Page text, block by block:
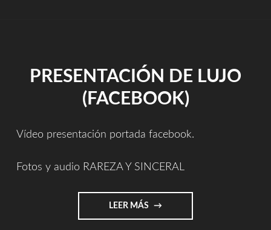
PRESENTACIÓN DE LUJO
(FACEBOOK)
Vídeo presentación portada facebook.
Fotos y audio RAREZA Y SINCERAL
LEER MÁS "PRESENTACIÓN
DE